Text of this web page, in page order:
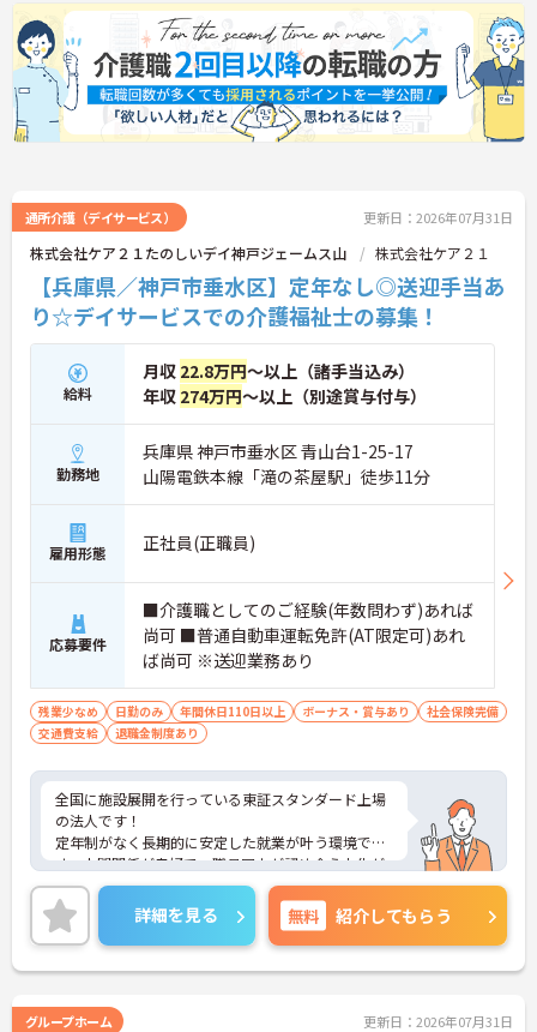
通所介護（デイサービス） 更新日：2026年07月31日
株式会社ケア２１たのしいデイ神戸ジェームス山 株式会社ケア２１
【兵庫県／神戸市垂水区】定年なし◎送迎手当あ
り☆デイサービスでの介護福祉士の募集！
給料
月収 22.8万円～以上（諸手当込み）
年収 274万円～以上（別途賞与付与）
勤務地
兵庫県 神戸市垂水区 青山台1-25-17
山陽電鉄本線「滝の茶屋駅」徒歩11分
雇用形態 正社員(正職員)
応募要件
■介護職としてのご経験(年数問わず)あれば
尚可 ■普通自動車運転免許(AT限定可)あれ
ば尚可 ※送迎業務あり
残業少なめ 日勤のみ 年間休日110日以上 ボーナス・賞与あり
社会保険完備
交通費支給
退職金制度あり
全国に施設展開を行っている東証スタンダード上場
の法人です！
定年制がなく長期的に安定した就業が叶う環境で
す。人間関係が良好で、職員同士が認め合う文化が
根付いています。
ご興味のある方には、面接対策ポイントなど、さら
に詳細をご案内しますのでお気軽にご相談くださ
い！
詳細を見る 無料 紹介してもらう
グループホーム 更新日：2026年07月31日